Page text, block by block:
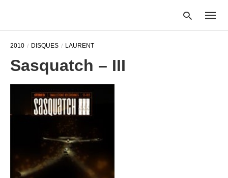
2010 DISQUES LAURENT
Sasquatch – III